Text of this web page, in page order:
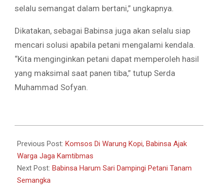
selalu semangat dalam bertani,” ungkapnya.
Dikatakan, sebagai Babinsa juga akan selalu siap
mencari solusi apabila petani mengalami kendala.
“Kita menginginkan petani dapat memperoleh hasil
yang maksimal saat panen tiba,” tutup Serda
Muhammad Sofyan.
06-
04
Previous Post: Komsos Di Warung Kopi, Babinsa Ajak
Warga Jaga Kamtibmas
Next Post: Babinsa Harum Sari Dampingi Petani Tanam
Semangka